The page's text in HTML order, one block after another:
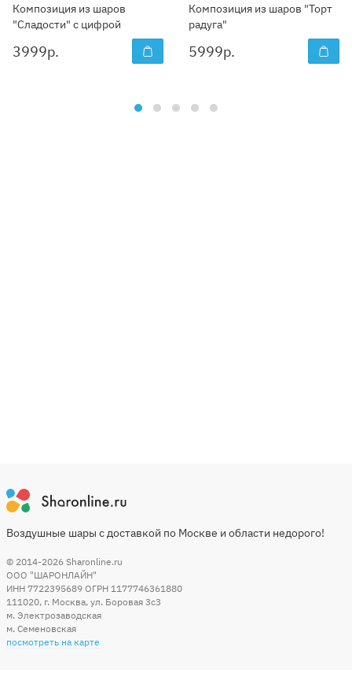
Композиция из шаров
"Сладости" с цифрой
3999р.
Композиция из шаров "Торт
радуга"
5999р.
Воздушные шары с доставкой по Москве и области недорого!
© 2014-2026 Sharonline.ru
ООО "ШАРОНЛАЙН"
ИНН 7722395689 ОГРН 1177746361880
111020, г. Москва, ул. Боровая 3c3
м. Электрозаводская
м. Семеновская
посмотреть на карте